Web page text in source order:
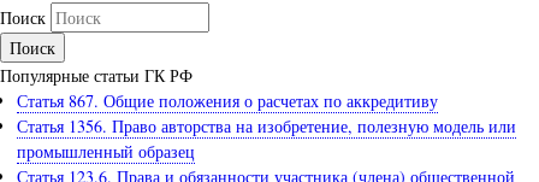
Поиск
Популярные статьи ГК РФ
Статья 867. Общие положения о расчетах по аккредитиву
Статья 1356. Право авторства на изобретение, полезную модель или
промышленный образец
Статья 123.6. Права и обязанности участника (члена) общественной